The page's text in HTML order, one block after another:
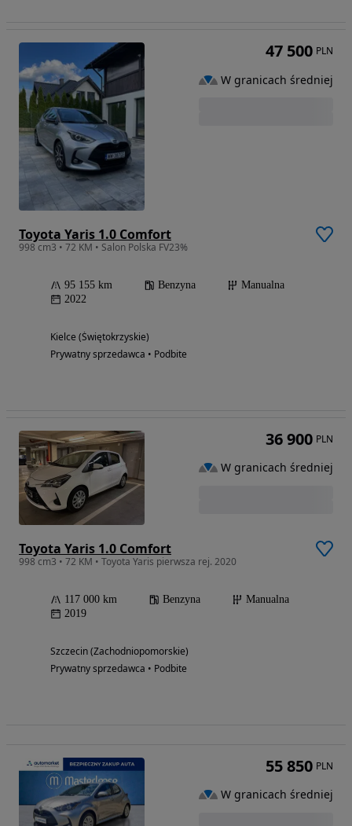
Toyota Yaris 1.0 Comfort
998 cm3 • 72 KM • Salon Polska FV23%
95 155 km Benzyna
Manualna
2022
Kielce (Świętokrzyskie)
Prywatny sprzedawca • Podbite
47 500 PLN
W granicach średniej
Toyota Yaris 1.0 Comfort
998 cm3 • 72 KM • Toyota Yaris pierwsza rej. 2020
117 000 km Benzyna
Manualna
2019
Szczecin (Zachodniopomorskie)
Prywatny sprzedawca • Podbite
36 900 PLN
W granicach średniej
55 850 PLN
W granicach średniej